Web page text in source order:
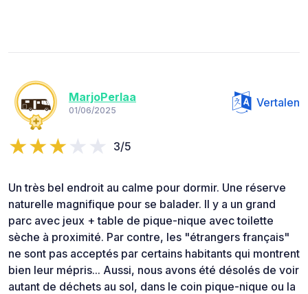
MarjoPerlaa
01/06/2025
Vertalen
3/5
Un très bel endroit au calme pour dormir. Une réserve
naturelle magnifique pour se balader. Il y a un grand
parc avec jeux + table de pique-nique avec toilette
sèche à proximité. Par contre, les "étrangers français"
ne sont pas acceptés par certains habitants qui montrent
bien leur mépris... Aussi, nous avons été désolés de voir
autant de déchets au sol, dans le coin pique-nique ou la